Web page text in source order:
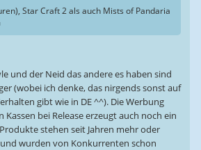
Star Craft 2 als auch Mists of Pandaria
und der Neid das andere es haben sind
(wobei ich denke, das nirgends sonst auf
gibt wie in DE ^^). Die Werbung
Kassen bei Release erzeugt auch noch ein
stehen seit Jahren mehr oder
wurden von Konkurrenten schon